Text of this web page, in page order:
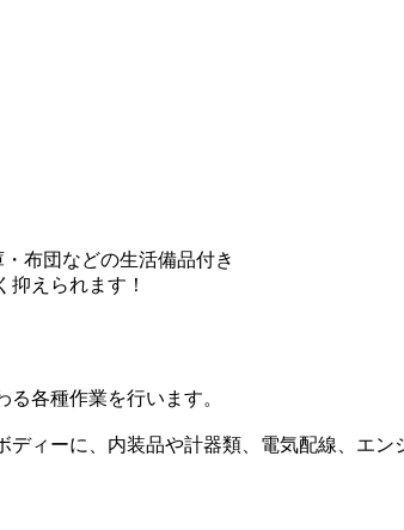
布団などの生活備品付き
抑えられます！
各種作業を行います。
ディーに、内装品や計器類、電気配線、エ